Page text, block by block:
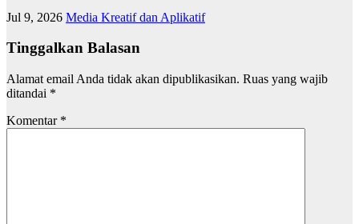
Jul 9, 2026 Media Kreatif dan Aplikatif
Tinggalkan Balasan
Alamat email Anda tidak akan dipublikasikan. Ruas yang wajib
ditandai *
Komentar *